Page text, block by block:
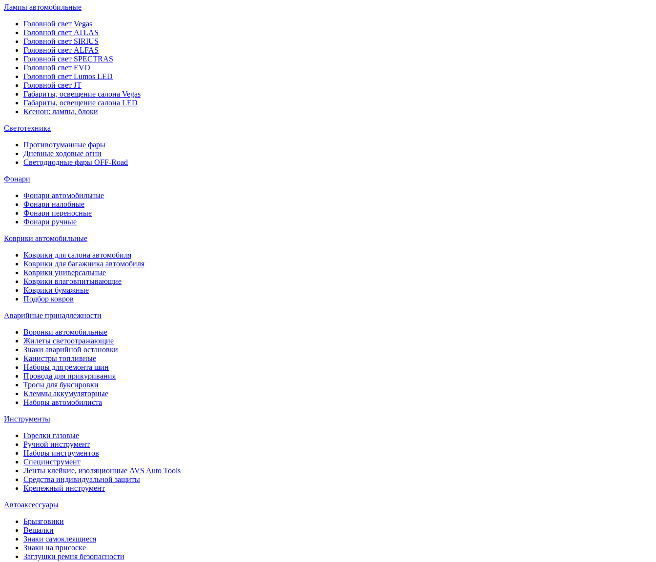
Лампы автомобильные
Головной свет Vegas
Головной свет ATLAS
Головной свет SIRIUS
Головной свет ALFAS
Головной свет SPECTRAS
Головной свет EVO
Головной свет Lumos LED
Головной свет JT
Габариты, освещение салона Vegas
Габариты, освещение салона LED
Ксенон: лампы, блоки
Светотехника
Противотуманные фары
Дневные ходовые огни
Светодиодные фары OFF-Road
Фонари
Фонари автомобильные
Фонари налобные
Фонари переносные
Фонари ручные
Коврики автомобильные
Коврики для салона автомобиля
Коврики для багажника автомобиля
Коврики универсальные
Коврики влаговпитывающие
Коврики бумажные
Подбор ковров
Аварийные принадлежности
Воронки автомобильные
Жилеты светоотражающие
Знаки аварийной остановки
Канистры топливные
Наборы для ремонта шин
Провода для прикуривания
Тросы для буксировки
Клеммы аккумуляторные
Наборы автомобилиста
Инструменты
Горелки газовые
Ручной инструмент
Наборы инструментов
Специнструмент
Ленты клейкие, изоляционные AVS Auto Tools
Средства индивидуальной защиты
Крепежный инструмент
Автоаксессуары
Брызговики
Вешалки
Знаки самоклеящиеся
Знаки на присоске
Заглушки ремня безопасности